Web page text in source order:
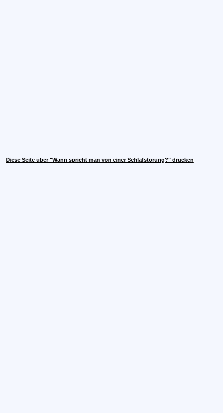
Diese Seite über "Wann spricht man von einer Schlafstörung?" drucken